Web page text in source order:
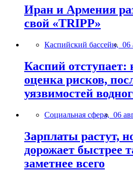
Иран и Армения
свой «TRIPP»
Каспийский бассейн, 06
Каспий отступает:
оценка рисков,
уязвимостей
Социальная сфера, 06
Зарплаты растут,
дорожает быстрее
заметнее всего